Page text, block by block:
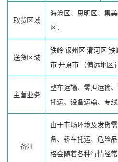
取货区域
海沧区、思明区、集
区、
送货区域
铁岭银州区 清河区 铁
市开原市 （偏远地区
主营业务
整车运输、零担运输
托运、设备运输、专
备注
由于市场环境及发货
备、轿车托运、危险
格会随着各种行情经